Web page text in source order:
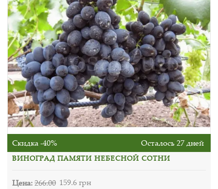
Скидка -40% Осталось 27 дней
ВИНОГРАД ПАМЯТИ НЕБЕСНОЙ СОТНИ
Цена:266.00 159.6 грн